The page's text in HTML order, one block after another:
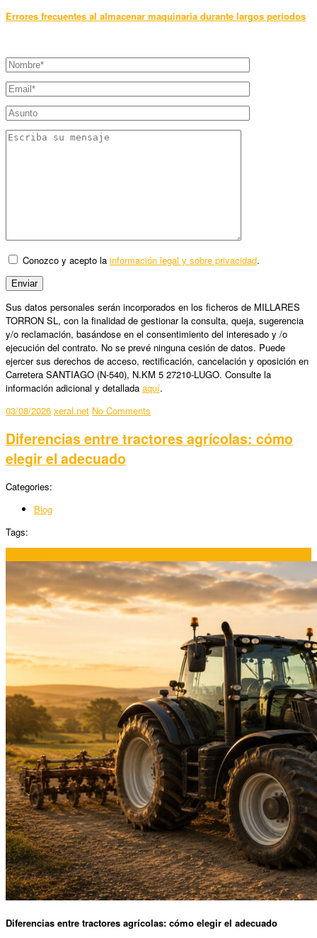
Errores frecuentes al almacenar maquinaria durante largos periodos
Conozco y acepto la información legal y sobre privacidad.
Sus datos personales serán incorporados en los ficheros de MILLARES
TORRON SL, con la finalidad de gestionar la consulta, queja, sugerencia
y/o reclamación, basándose en el consentimiento del interesado y /o
ejecución del contrato. No se prevé ninguna cesión de datos. Puede
ejercer sus derechos de acceso, rectificación, cancelación y oposición en
Carretera SANTIAGO (N-540), N.KM 5 27210-LUGO. Consulte la
información adicional y detallada aquí.
03/08/2026 xeral.net No Comments
Diferencias entre tractores agrícolas: cómo
elegir el adecuado
Categories:
Blog
Tags:
Diferencias entre tractores agrícolas: cómo elegir el adecuado